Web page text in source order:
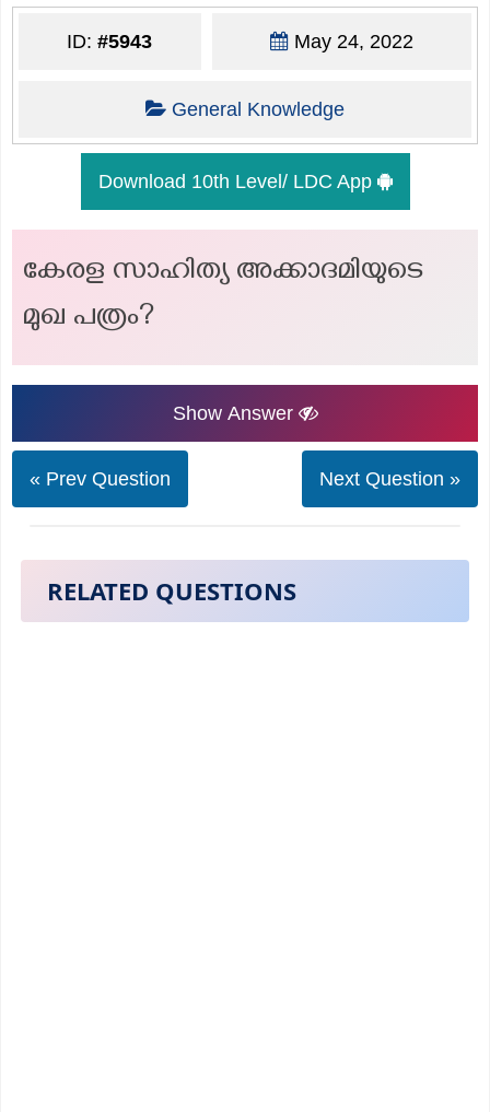
ID:#5943 May 24, 2022
General Knowledge
Download 10th Level/ LDC App
കേരള സാഹിത്യ അക്കാദമിയുടെ
മുഖ പത്രം?
Show Answer
« Prev Question Next Question »
RELATED QUESTIONS